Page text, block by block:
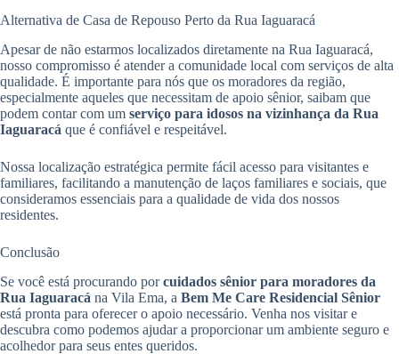
Alternativa de Casa de Repouso Perto da Rua Iaguaracá
Apesar de não estarmos localizados diretamente na Rua Iaguaracá,
nosso compromisso é atender a comunidade local com serviços de alta
qualidade. É importante para nós que os moradores da região,
especialmente aqueles que necessitam de apoio sênior, saibam que
podem contar com um serviço para idosos na vizinhança da Rua
Iaguaracá que é confiável e respeitável.
Nossa localização estratégica permite fácil acesso para visitantes e
familiares, facilitando a manutenção de laços familiares e sociais, que
consideramos essenciais para a qualidade de vida dos nossos
residentes.
Conclusão
Se você está procurando porcuidados sênior para moradores da
Rua Iaguaracá na Vila Ema, a Bem Me Care Residencial Sênior
está pronta para oferecer o apoio necessário. Venha nos visitar e
descubra como podemos ajudar a proporcionar um ambiente seguro e
acolhedor para seus entes queridos.